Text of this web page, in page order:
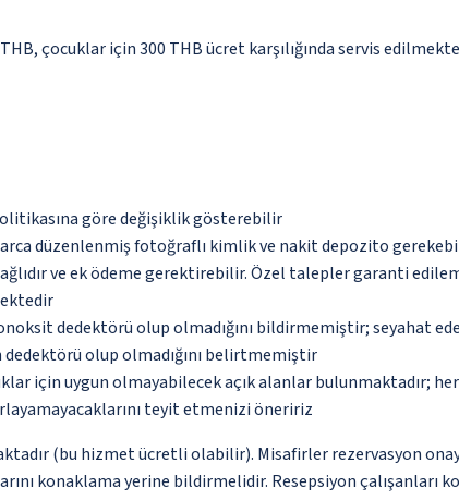
çocuklar için 300 THB ücret karşılığında servis
göre değişiklik gösterebilir
düzenlenmiş fotoğraflı kimlik ve nakit depozito
ve ek ödeme gerektirebilir. Özel talepler garanti
dedektörü olup olmadığını bildirmemiştir; seyahat
olup olmadığını belirtmemiştir
için uygun olmayabilecek açık alanlar bulunmaktadır;
teyit etmenizi öneririz
(bu hizmet ücretli olabilir). Misafirler rezervasyon
konaklama yerine bildirmelidir. Resepsiyon çalışanları